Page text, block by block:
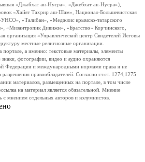
«Джабхат ан-Нусра», «Джебхат ан-Нусра»),
«Хайят Тахрир аш-Шам», Национал-Большевистская
«Талибан», «Меджлис крымско-татарского
«Мизантропик Дивижн», «Братство» Корчинского,
организация «Управленческий центр Свидетелей Иеговы
местные религиозные организации.
а именно: текстовые материалы, элементы
знаки, фотографии, видео и аудио охраняются
Федерации и международными нормами права и не
правообладателей. Согласно ст.ст. 1274,1275
материалов, размещенных на портале, в том числе
на материал является обязательной. Мнение
с мнением отдельных авторов и колумнистов.